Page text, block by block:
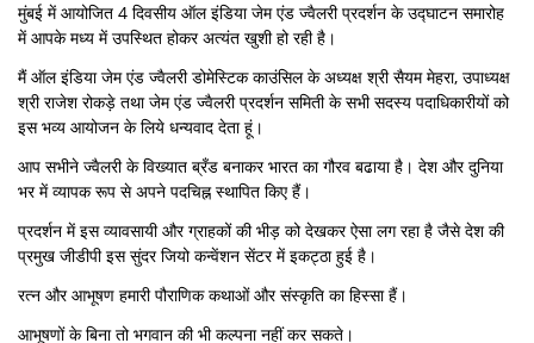
मुंबई में आयोजित 4 दिवसीय ऑल इंडिया जेम एंड ज्वैलरी प्रदर्शन के उद्घाटन समारोह
में आपके मध्य में उपस्थित होकर अत्यंत खुशी हो रही है।
मैं ऑल इंडिया जेम एंड ज्वैलरी डोमेस्टिक काउंसिल के अध्यक्ष श्री सैयम मेहरा, उपाध्यक्ष
श्री राजेश रोकड़े तथा जेम एंड ज्वैलरी प्रदर्शन समिती के सभी सदस्य पदाधिकारीयों को
इस भव्य आयोजन के लिये धन्यवाद देता हूं।
आप सभीने ज्वैलरी के विख्यात ब्रँड बनाकर भारत का गौरव बढाया है। देश और दुनिया
भर में व्यापक रूप से अपने पदचिह्न स्थापित किए हैं।
प्रदर्शन में इस व्यावसायी और ग्राहकों की भीड़ को देखकर ऐसा लग रहा है जैसे देश की
प्रमुख जीडीपी इस सुंदर जियो कन्वेंशन सेंटर में इकट्ठा हुई है।
रत्न और आभूषण हमारी पौराणिक कथाओं और संस्कृति का हिस्सा हैं।
आभूषणों के बिना तो भगवान की भी कल्पना नहीं कर सकते।